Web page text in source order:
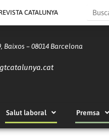
CATALUNYA Search
Baixos – 08014 Barcelona
Salut laboral Premsa